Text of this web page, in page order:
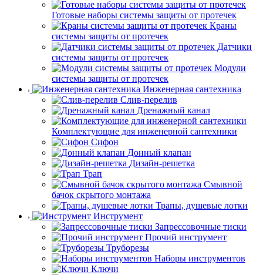
Готовые наборы системы защиты от протечек
Краны
системы защиты от протечек
Датчики
системы защиты от протечек
Модули
системы защиты от протечек
Инженерная сантехника
Слив-перелив
Дренажный канал
Комплектующие для инженерной сантехники
Сифон
Донный клапан
Дизайн-решетка
Трап
Смывной
бачок скрытого монтажа
Трапы, душевые лотки
Инструмент
Запрессовочные тиски
Прочий инструмент
Труборезы
Наборы инструментов
Ключи